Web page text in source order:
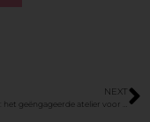
NEXT